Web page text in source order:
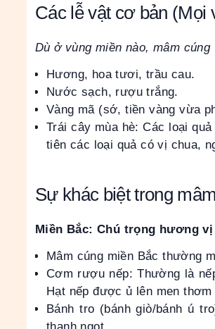
Các lễ vật cơ bản (Mọi
Dù ở vùng miền nào, mâm
Hương, hoa tươi, trầu cau.
Nước sạch, rượu trắng.
Vàng mã (sớ, tiền vàng vừa
Trái cây mùa hè: Các loại
tiên các loại quả có vị chua,
Sự khác biệt trong
Miền Bắc: Chú trọng hương
Mâm cúng miền Bắc thường
Cơm rượu nếp: Thường là
Hạt nếp được ủ lên men thơm
Bánh tro (bánh giò/bánh ú